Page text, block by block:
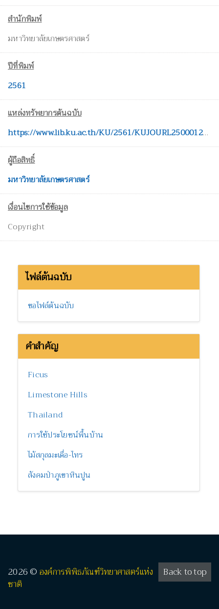
สำนักพิมพ์
มหาวิทยาลัยเกษตรศาสตร์
ปีที่พิมพ์
2561
แหล่งทรัพยากรต้นฉบับ
https://www.lib.ku.ac.th/KU/2561/KUJOURL2500012c.pdf
ผู้ถือสิทธิ์
มหาวิทยาลัยเกษตรศาสตร์
เงื่อนไขการใช้ข้อมูล
Copyright
ไฟล์ต้นฉบับ
ขอไฟล์ต้นฉบับ
คำสำคัญ
Ficus
Limestone Hills
Thailand
การใช้ประโยชน์พื้นบ้าน
ไม้สกุลมะเดื่อ-ไทร
สังคมป่าภูเขาหินปูน
Back to top
2026 © องค์การพิพิธภัณฑ์วิทยาศาสตร์แห่ง
ชาติ